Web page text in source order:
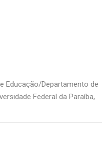
Educação/Departamento de
Federal da Paraíba,